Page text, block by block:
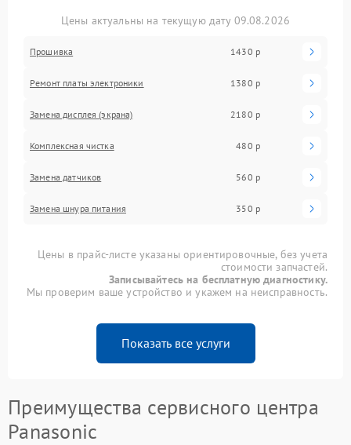
Цены актуальны на текущую дату 09.08.2026
Прошивка 1430 р
Ремонт платы электроники 1380 р
Замена дисплея (экрана) 2180 р
Комплексная чистка 480 р
Замена датчиков 560 р
Замена шнура питания 350 р
Цены в прайс-листе указаны ориентировочные, без учета
стоимости запчастей.
Записывайтесь на бесплатную диагностику.
Мы проверим ваше устройство и укажем на неисправность.
Показать все услуги
Преимущества сервисного центра
Panasonic